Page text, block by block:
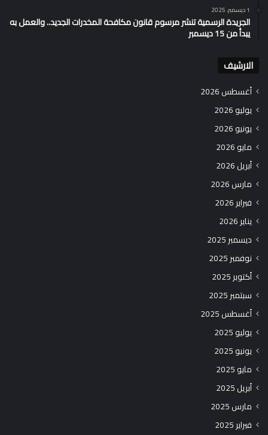
1 ديسمبر، 2025
الجريدة الرسمية تنشر مرسوم قانون مكافحة المخدرات الجديد.. والعمل به
يبدأ من 15 ديسمبر
الارشيف
أغسطس 2026
يوليو 2026
يونيو 2026
مايو 2026
أبريل 2026
مارس 2026
فبراير 2026
يناير 2026
ديسمبر 2025
نوفمبر 2025
أكتوبر 2025
سبتمبر 2025
أغسطس 2025
يوليو 2025
يونيو 2025
مايو 2025
أبريل 2025
مارس 2025
فبراير 2025